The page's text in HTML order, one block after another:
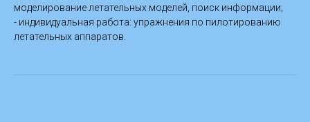
моделирование летательных моделей, поиск информации;
- индивидуальная работа: упражнения по пилотированию
летательных аппаратов.